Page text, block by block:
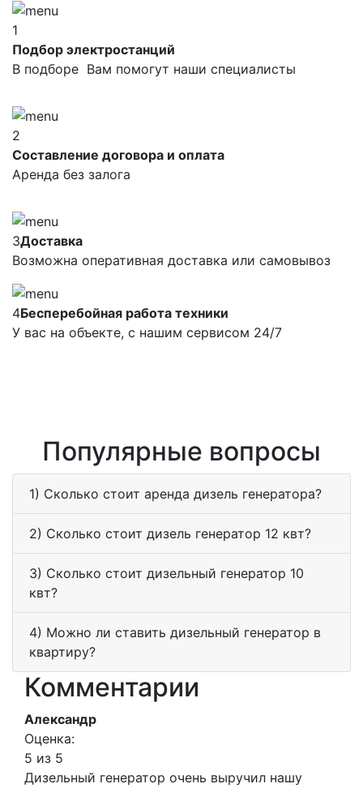
1
Подбор электростанций
В подборе Вам помогут наши специалисты
2
Составление договора и оплата
Аренда без залога
3Доставка
Возможна оперативная доставка или самовывоз
4Бесперебойная работа техники
У вас на объекте, с нашим сервисом 24/7
Популярные вопросы
1) Сколько стоит аренда дизель генератора?
2) Сколько стоит дизель генератор 12 квт?
3) Сколько стоит дизельный генератор 10
квт?
4) Можно ли ставить дизельный генератор в
квартиру?
Комментарии
Александр
Оценка:
5 из 5
Дизельный генератор очень выручил нашу